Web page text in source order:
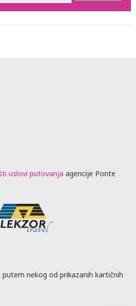
uslovi putovanja agencije Ponte
nekog od prikazanih kartičnih